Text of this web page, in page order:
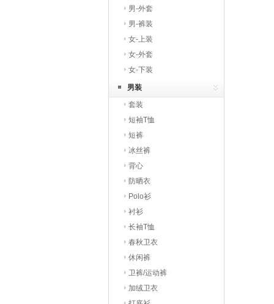
男-外套
男-裤装
女-上装
女-外套
女-下装
男装
套装
短袖T恤
短裤
冰丝裤
背心
防晒衣
Polo衫
衬衫
长袖T恤
春秋卫衣
休闲裤
卫裤/运动裤
加绒卫衣